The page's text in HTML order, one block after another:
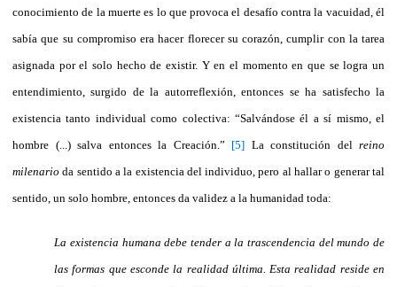
conocimiento de la muerte es lo que provoca el desafío contra la vacuidad, él
sabía que su compromiso era hacer florecer su corazón, cumplir con la tarea
asignada por el solo hecho de existir. Y en el momento en que se logra un
entendimiento, surgido de la autorreflexión, entonces se ha satisfecho la
existencia tanto individual como colectiva: “Salvándose él a sí mismo, el
hombre (...) salva entonces la Creación.” [5] La constitución del reino
milenario da sentido a la existencia del individuo, pero al hallar o generar tal
sentido, un solo hombre, entonces da validez a la humanidad toda:
La existencia humana debe tender a la trascendencia del mundo de
las formas que esconde la realidad última. Esta realidad reside en